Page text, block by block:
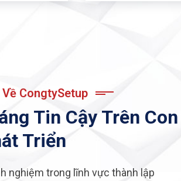
CongtySetup
Tin Cậy Trên Con
Triển
nghiệm trong lĩnh vực thành lập